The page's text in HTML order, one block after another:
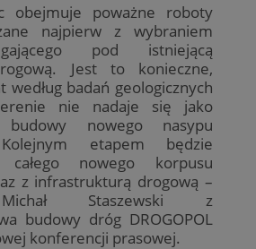
obejmuje poważne roboty
najpierw z wybraniem
pod istniejącą
Jest to konieczne,
według badań geologicznych
nie nadaje się jako
nowego nasypu
etapem będzie
całego nowego korpusu
z infrastrukturą drogową –
Staszewski z
budowy dróg DROGOPOL
konferencji prasowej.